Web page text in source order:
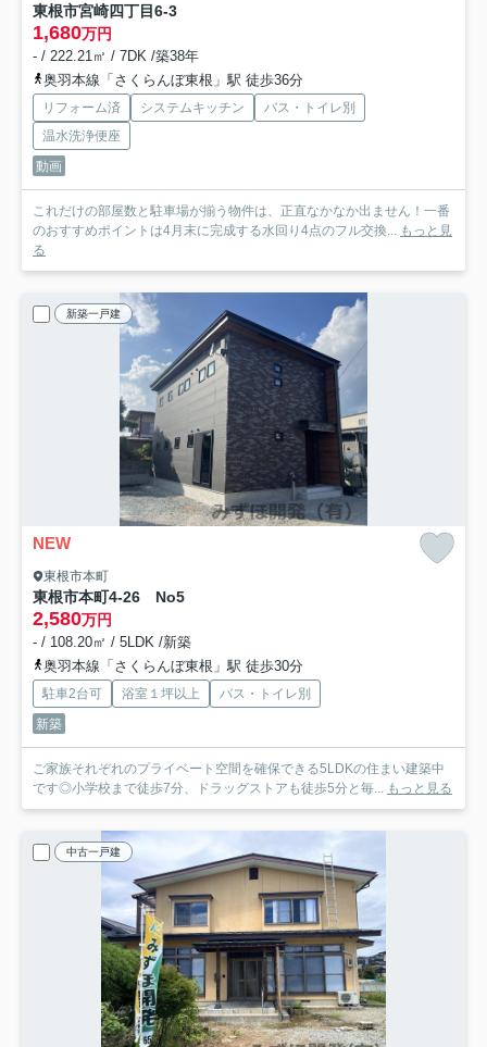
東根市宮崎四丁目6-3
1,680万円
- / 222.21㎡ / 7DK /築38年
奥羽本線「さくらんぼ東根」駅 徒歩36分
リフォーム済 システムキッチン
バス・トイレ別
温水洗浄便座
動画
これだけの部屋数と駐車場が揃う物件は、正直なかなか出ません！一番
のおすすめポイントは4月末に完成する水回り4点のフル交換... もっと見
る
新築一戸建
NEW
東根市本町
東根市本町4-26 No5
2,580万円
- / 108.20㎡ / 5LDK /新築
奥羽本線「さくらんぼ東根」駅 徒歩30分
駐車2台可 浴室１坪以上
バス・トイレ別
新築
ご家族それぞれのプライベート空間を確保できる5LDKの住まい建築中
です◎小学校まで徒歩7分、ドラッグストアも徒歩5分と毎... もっと見る
中古一戸建